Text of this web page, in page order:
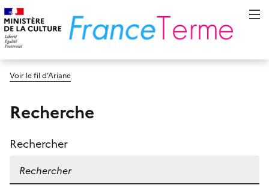
Voir le fil d’Ariane
Recherche
Rechercher